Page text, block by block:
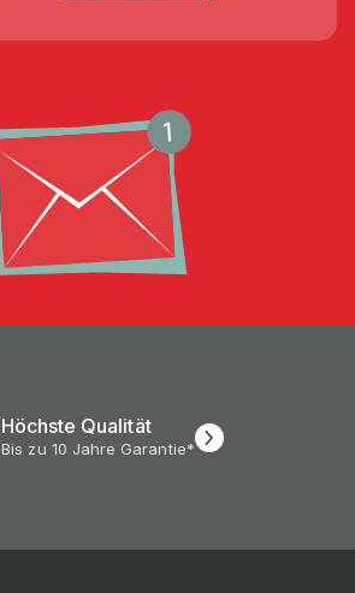
Höchste Qualität
Bis zu 10 Jahre Garantie*